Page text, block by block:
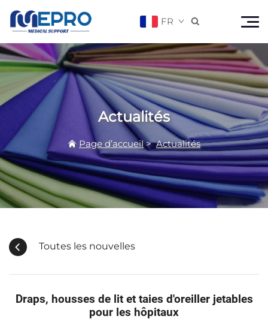
FR 
Actualités
Page d’accueil>Actualités
Toutes les nouvelles
Draps, housses de lit et taies d'oreiller jetables
pour les hôpitaux